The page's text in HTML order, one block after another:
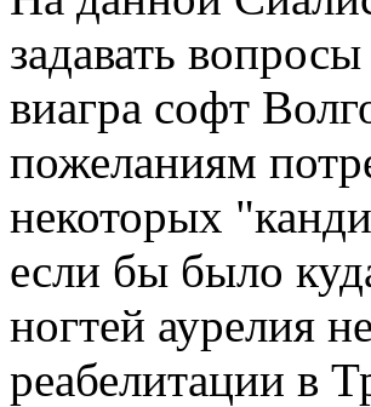
задавать
виагра софт
пожеланиям
некоторых
если бы было
ногтей аурелия
реабелитации в